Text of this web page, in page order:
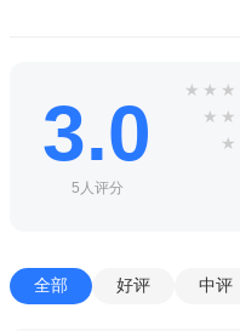
3.0
5人评分
★ ★ ★
★ ★
★
全部 好评 中评